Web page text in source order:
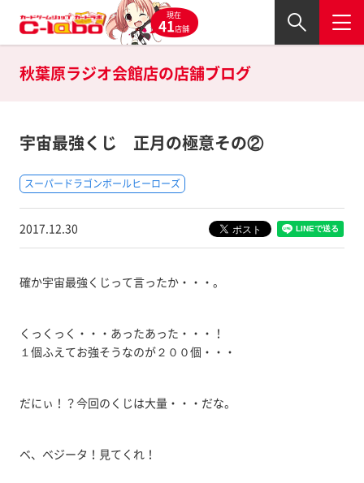
現在
41店舗
秋葉原ラジオ会館店の店舗ブログ
宇宙最強くじ 正月の極意その②
スーパードラゴンボールヒーローズ
2017.12.30
確か宇宙最強くじって言ったか・・・。
くっくっく・・・あったあった・・・！
１個ふえてお強そうなのが２００個・・・
だにぃ！？今回のくじは大量・・・だな。
ベ、ベジータ！見てくれ！